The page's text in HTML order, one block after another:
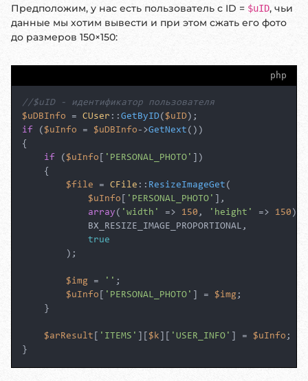
Предположим, у нас есть пользователь с ID = $uID, чьи
данные мы хотим вывести и при этом сжать его фото
до размеров 150×150:
php
//$uID - идентификатор пользователя
$uDBInfo = CUser :: GetByID( $uID
if ( $uInfo = $uDBInfo->GetNext ())
{
if ( $uInfo 'PERSONAL_PHOTO'
])
    {
$file = CFile :: ResizeImageGet (
$uInfo
'PERSONAL_PHOTO'
],
array ( 'width' => 150 , 'height' => 150 ),
            BX_RESIZE_IMAGE_PROPORTIONAL,
true
        );
$img = '' ;
$uInfo
'PERSONAL_PHOTO' ] = $img ;
    }
$arResult 'ITEMS' $k 'USER_INFO' ] = $uInfo ;
}